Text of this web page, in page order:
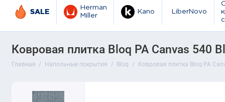
SALE
Herman
Miller
Kano LiberNovo
Ковровая плитка Bloq PA Canvas
Главная Напольные покрытия Bloq Ковровая плитка Bloq PA